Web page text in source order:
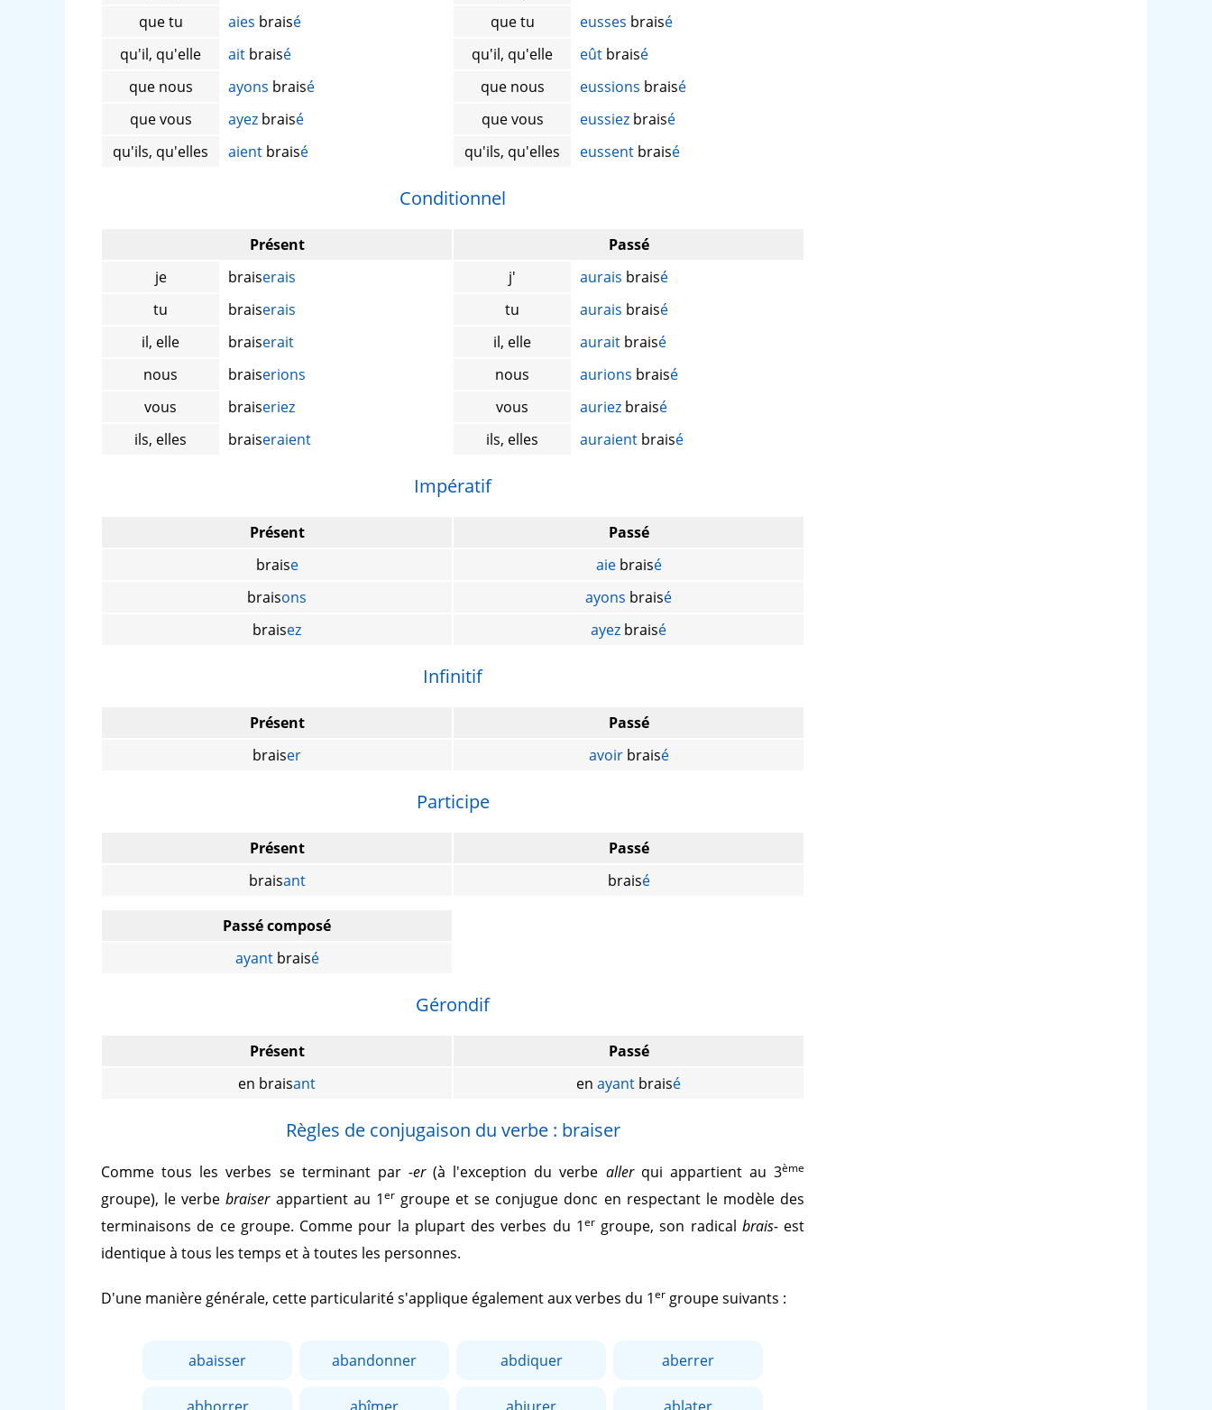
que tu
aies braisé
qu'il, qu'elle
ait braisé
que nous
ayons braisé
que vous
ayez braisé
qu'ils, qu'elles
aient braisé
que tu
eusses braisé
qu'il, qu'elle
eût braisé
que nous
eussions braisé
que vous
eussiez braisé
qu'ils, qu'elles
eussent braisé
Conditionnel
Présent
je
braiserais
tu
braiserais
il, elle
braiserait
nous
braiserions
vous
braiseriez
ils, elles
braiseraient
Passé
j'
aurais braisé
tu
aurais braisé
il, elle
aurait braisé
nous
aurions braisé
vous
auriez braisé
ils, elles
auraient braisé
Impératif
Présent
braise
braisons
braisez
Passé
aiebraisé
ayons braisé
ayez braisé
Infinitif
Présent
braiser
Passé
avoirbraisé
Participe
Présent
braisant
Passé
braisé
Passé composé
ayantbraisé
Gérondif
Présent
en braisant
Passé
en ayant braisé
Règles de conjugaison du verbe : braiser
Comme tous les verbes se terminant par -er(à l'exception du verbe allerqui appartient au 3ème
groupe), le verbebraiserappartient au 1ergroupe et se conjugue donc en respectant le modèle des
terminaisons de ce groupe. Comme pour la plupart des verbes du 1ergroupe, son radical brais-est
identique à tous les temps et à toutes les personnes.
D'une manière générale, cette particularité s'applique également aux verbes du 1er groupe suivants :
abaisser abandonner abdiquer aberrer